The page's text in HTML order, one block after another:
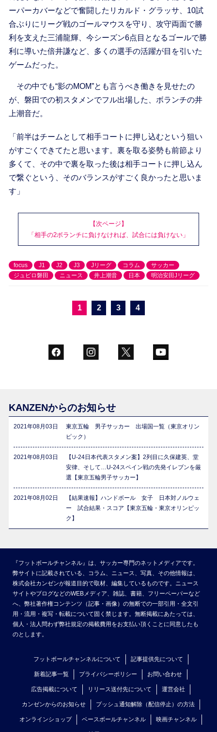
ーパーカバーなどで奮闘したリカルド・グラッサ、10試
合ぶりにリーグ戦のゴールマウスを守り、攻守両面で勝
利を支えた三浦龍輝、今シーズン6点目となるゴールで勝
利に導いた倍井謙など、多くの選手の活躍が目を引いた
ゲームだった。
その中でも“影のMOM”とも言うべき働きを見せたの
が、磐田での初スタメンでフル出場した、ボランチの井
上潮音だ。
「前半はチームとして相手コートに押し込むという狙い
がすごくできてたと思います。裏を取る姿勢も前節より
多くて、その中で裏を取った後は相手コートに押し込ん
で繋ぐという、そのバランスがすごく良かったと思いま
す」
【次ページ】
「相手の2ボランチに負けなければ、試合には負けない」
focus J1 J2 J3 Jリーグ コラム
サッカー
ジュビロ磐田
ニュース 井上潮音 日本 明治安田Jリーグ
1 2 3 4
KANZENからのお知らせ
2021年08月03日
東京五輪 男子サッカー 出場国一覧（東京オリン
ピック）
2021年08月03日
【U-24日本代表スタメン案】2列目に久保建英、堂
安律、そして…U-24スペイン戦の先発イレブンを厳
選【東京五輪男子サッカー】
2021年08月02日
【結果速報】ハンドボール 女子 日本対ノルウェ
ー 試合結果・スコア【東京五輪・東京オリンピッ
ク】
『フットボールチャンネル』は、サッカー専門のネットメディアです。
弊サイトに記載されている、コラム、ニュース、写真、その他情報は、
株式会社カンゼンが報道目的で取材、編集しているものです。ニュース
サイトやブログなどのWEBメディア、雑誌、書籍、フリーペーパーなど
へ、弊社著作権コンテンツ（記事・画像）の無断での一部引用・全文引
用・流用・複写・転載について固く禁じます。無断掲載にあたっては、
個人・法人問わず弊社規定の掲載費用をお支払い頂くことに同意したも
のとします。
フットボールチャンネルについて 記事提供先について
新着記事一覧 プライバシーポリシー お問い合わせ
広告掲載について リリース送付先について 運営会社
カンゼンからのお知らせ プッシュ通知解除（配信停止）の方法
オンラインショップ ベースボールチャンネル 映画チャンネル